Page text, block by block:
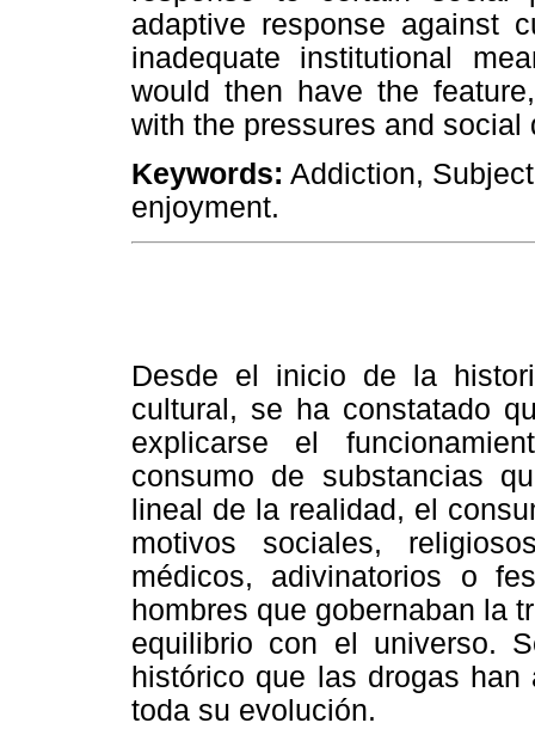
adaptive response against
inadequate institutional
would then have the
with the pressures and social
Keywords: Addiction,
enjoyment.
Desde el inicio de la
cultural, se ha constatado
explicarse el
consumo de substancias
lineal de la realidad, el
motivos sociales,
médicos, adivinatorios o
hombres que gobernaban la
equilibrio con el universo.
histórico que las drogas
toda su evolución.